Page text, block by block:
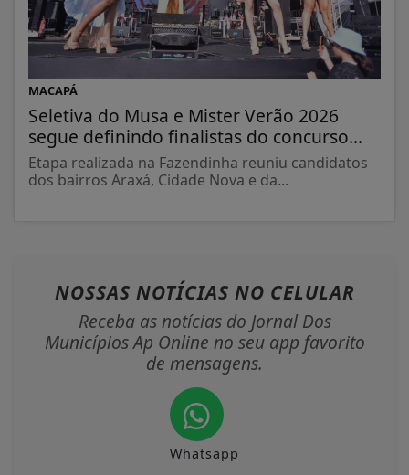
MACAPÁ
Seletiva do Musa e Mister Verão 2026
segue definindo finalistas do concurso...
Etapa realizada na Fazendinha reuniu candidatos
dos bairros Araxá, Cidade Nova e da...
NOSSAS NOTÍCIAS NO CELULAR
Receba as notícias do Jornal Dos
Municípios Ap Online no seu app favorito
de mensagens.
Whatsapp